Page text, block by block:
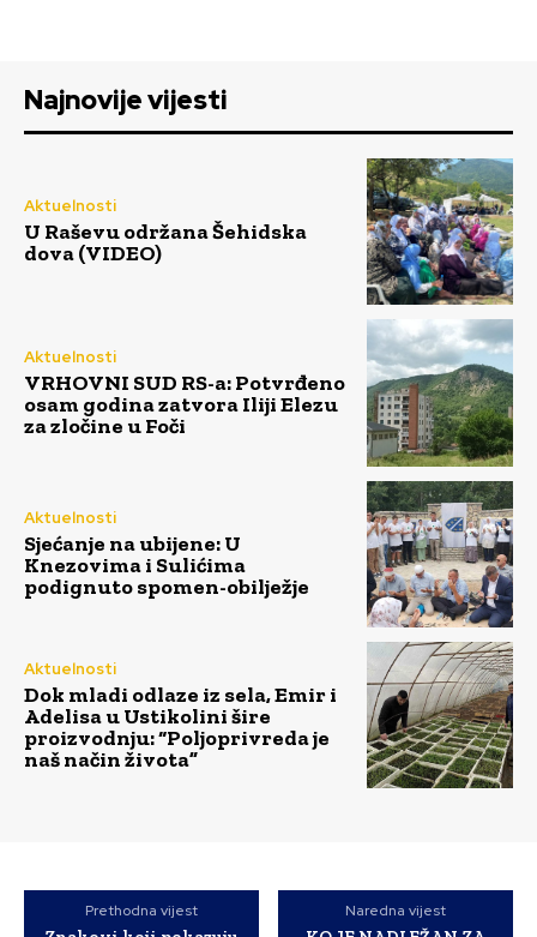
Najnovije vijesti
Aktuelnosti
U Raševu održana Šehidska
dova (VIDEO)
Aktuelnosti
VRHOVNI SUD RS-a: Potvrđeno
osam godina zatvora Iliji Elezu
za zločine u Foči
Aktuelnosti
Sjećanje na ubijene: U
Knezovima i Sulićima
podignuto spomen-obilježje
Aktuelnosti
Dok mladi odlaze iz sela, Emir i
Adelisa u Ustikolini šire
proizvodnju: “Poljoprivreda je
naš način života”
Prethodna vijest Naredna vijest